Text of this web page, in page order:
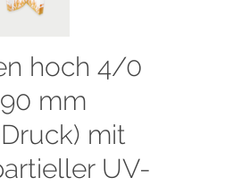
hoch 4/0
mm
mit
UV-